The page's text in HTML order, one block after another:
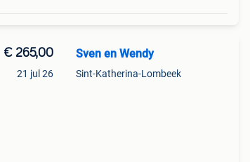
€ 265,00
21 jul 26
Sven en Wendy
Sint-Katherina-Lombeek